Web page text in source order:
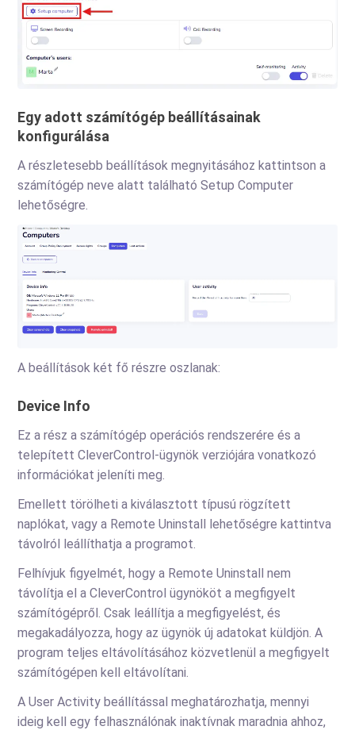
Egy adott számítógép beállításainak
konfigurálása
A részletesebb beállítások megnyitásához kattintson a
számítógép neve alatt található Setup Computer
lehetőségre.
A beállítások két fő részre oszlanak:
Device Info
Ez a rész a számítógép operációs rendszerére és a
telepített CleverControl-ügynök verziójára vonatkozó
információkat jeleníti meg.
Emellett törölheti a kiválasztott típusú rögzített
naplókat, vagy a Remote Uninstall lehetőségre kattintva
távolról leállíthatja a programot.
Felhívjuk figyelmét, hogy a Remote Uninstall nem
távolítja el a CleverControl ügynököt a megfigyelt
számítógépről. Csak leállítja a megfigyelést, és
megakadályozza, hogy az ügynök új adatokat küldjön. A
program teljes eltávolításához közvetlenül a megfigyelt
számítógépen kell eltávolítani.
A User Activity beállítással meghatározhatja, mennyi
ideig kell egy felhasználónak inaktívnak maradnia ahhoz,